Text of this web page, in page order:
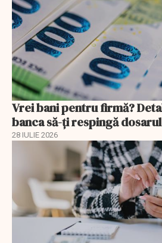
Vrei bani pentru firmă?
banca să-ți respingă dosarul
28 IULIE 2026